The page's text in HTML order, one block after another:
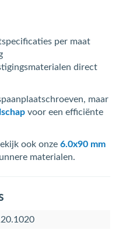
per maat
direct
maar
voor een efficiënte
ook onze 6.0x90 mm
materialen.